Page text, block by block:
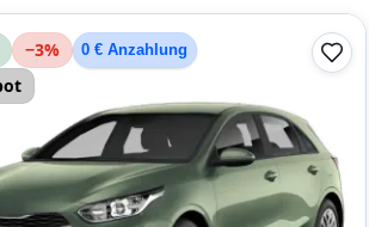
−3% 0 € Anzahlung